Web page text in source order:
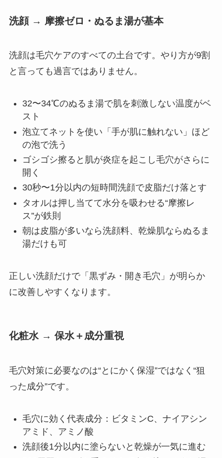
洗顔 → 摩擦ゼロ・ぬるま湯が基本
洗顔は毛穴ケアのすべての土台です。やり方が9割
と言っても過言ではありません。
32〜34℃のぬるま湯で肌を刺激しない温度がベ
スト
泡立てネットを使い「手が肌に触れない」ほど
の泡で洗う
ゴシゴシ擦ると肌が炎症を起こし毛穴がさらに
開く
30秒〜1分以内の短時間洗顔で皮脂だけ落とす
タオルは押し当てて水分を吸わせる“摩擦レ
ス”が鉄則
朝は皮脂が多いなら洗顔料、乾燥肌ならぬるま
湯だけも可
正しい洗顔だけで「黒ずみ・開き毛穴」が明らか
に改善しやすくなります。
化粧水 → 保水＋成分重視
毛穴対策に必要なのは“とにかく保湿”ではなく“狙
った成分”です。
毛穴に効く代表成分：ビタミンC、ナイアシン
アミド、アミノ酸
洗顔後1分以内に塗らないと乾燥が一気に進む